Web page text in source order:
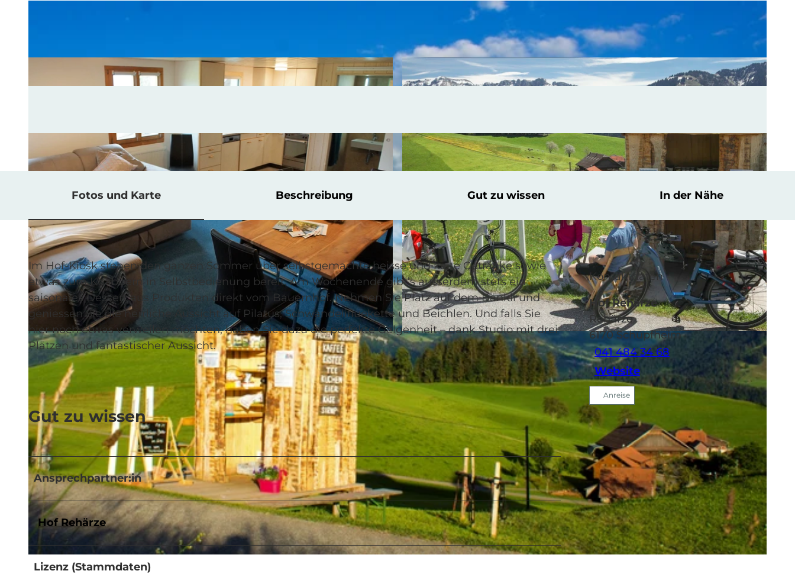
©CC-BY-NC-ND © Christof Sonderegger. CH-9425 Thal |CC-BY-NC-ND
Fotos und Karte Beschreibung Gut zu wissen In der Nähe
Im Hof-Kiosk stehen den ganzen Sommer über selbstgemachte heisse und kalte Getränke sowie
etwas zum Knabbern in Selbstbedienung bereit. Am Wochenende gibt’s ausserdem stets ein
saisonales Dessert aus Produkten direkt vom Bauernhof. Nehmen Sie Platz auf dem Bänkli und
geniessen Sie die herrliche Aussicht auf Pilatus, Schwändelifluekette und Beichlen. Und falls Sie
hier noch etwas verweilen möchten, haben Sie dazu die perfekte Gelgenheit – dank Studio mit drei
Plätzen und fantastischer Aussicht.
Gut zu wissen
Ansprechpartner:in
Hof Rehärze
Lizenz (Stammdaten)
Kontaktdaten
Hof Rehärze
Rehärze
6170Schüpfheim
041 484 34 68
Website
Anreise